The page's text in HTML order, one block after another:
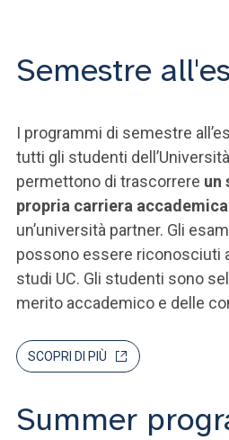
Semestre
I programmi di semestre
tutti gli studenti
permettono di trascorrere un
propria carriera accademica
un’università partner. Gli
possono essere riconosciuti
studi UC. Gli studenti sono
merito accademico e delle
SCOPRI DI PIÙ
Summer